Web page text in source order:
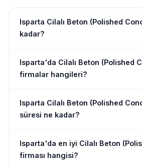
Isparta Cilalı Beton (Polished
kadar?
Isparta'da Cilalı Beton (Polished
firmalar hangileri?
Isparta Cilalı Beton (Polished
süresi ne kadar?
Isparta'da en iyi Cilalı Beton
firması hangisi?